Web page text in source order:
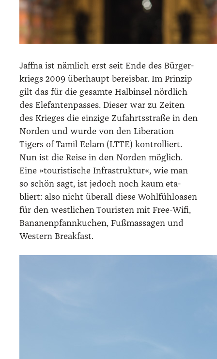
Jaff­na ist näm­lich erst seit Ende des Bür­ger­
kriegs 2009 über­haupt ber­eis­bar. Im Prin­zip
gilt das für die gesam­te Halb­in­sel nörd­lich
des Ele­fan­ten­pas­ses. Die­ser war zu Zei­ten
des Krie­ges die ein­zi­ge Zufahrts­stra­ße in den
Nor­den und wur­de von den Libe­ra­ti­on
Tigers of Tamil Eelam (LTTE) kon­trol­liert.
Nun ist die Rei­se in den Nor­den mög­lich.
Eine »tou­ris­ti­sche Infra­struk­tur«, wie man
so schön sagt, ist jedoch noch kaum eta­
bliert: also nicht über­all die­se Wohl­fühl­oa­sen
für den west­li­chen Tou­ris­ten mit Free-Wifi,
Bana­nen­pfann­ku­chen, Fuß­mas­sa­gen und
Wes­tern Break­fast.